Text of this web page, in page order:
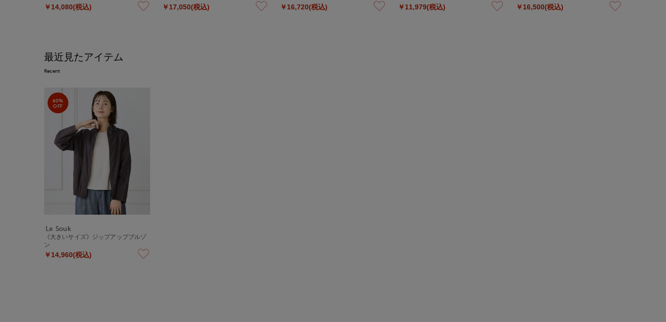
￥14,080(税込) ￥17,050(税込) ￥16,720(税込) ￥11,979(税込) ￥16,500(税込)
最近見たアイテム
Recent
60%
OFF
Le Souk
《大きいサイズ》ジップアップブルゾ
ン
￥14,960(税込)